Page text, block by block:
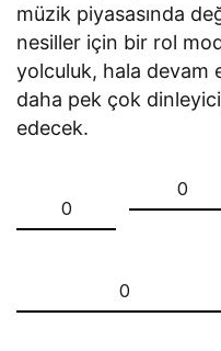
müzik piyasasında
nesiller için bir rol
yolculuk, hala devam
daha pek çok
edecek.
0
0
0